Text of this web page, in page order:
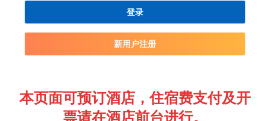
登录
新用户注册
本页面可预订酒店，住宿费支付及开
票请在酒店前台进行。